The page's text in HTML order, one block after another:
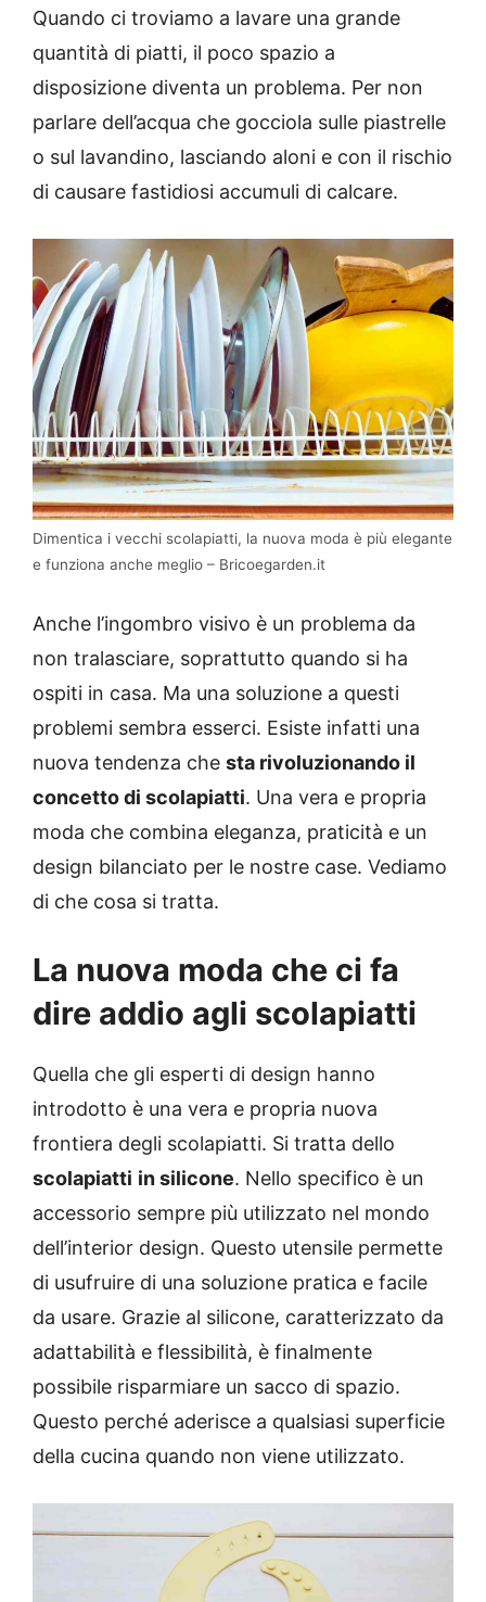
Quando ci troviamo a lavare una grande
quantità di piatti, il poco spazio a
disposizione diventa un problema. Per non
parlare dell’acqua che gocciola sulle piastrelle
o sul lavandino, lasciando aloni e con il rischio
di causare fastidiosi accumuli di calcare.
Dimentica i vecchi scolapiatti, la nuova moda è più elegante
e funziona anche meglio – Bricoegarden.it
Anche l’ingombro visivo è un problema da
non tralasciare, soprattutto quando si ha
ospiti in casa. Ma una soluzione a questi
problemi sembra esserci. Esiste infatti una
nuova tendenza che sta rivoluzionando il
concetto di scolapiatti. Una vera e propria
moda che combina eleganza, praticità e un
design bilanciato per le nostre case. Vediamo
di che cosa si tratta.
La nuova moda che ci fa
dire addio agli scolapiatti
Quella che gli esperti di design hanno
introdotto è una vera e propria nuova
frontiera degli scolapiatti. Si tratta dello
scolapiatti in silicone. Nello specifico è un
accessorio sempre più utilizzato nel mondo
dell’interior design. Questo utensile permette
di usufruire di una soluzione pratica e facile
da usare. Grazie al silicone, caratterizzato da
adattabilità e flessibilità, è finalmente
possibile risparmiare un sacco di spazio.
Questo perché aderisce a qualsiasi superficie
della cucina quando non viene utilizzato.